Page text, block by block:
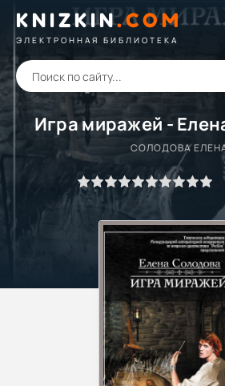
KNIZKIN.COM
ЭЛЕКТРОННАЯ БИБЛИОТЕКА
Игра миражей -
СОЛОДОВА